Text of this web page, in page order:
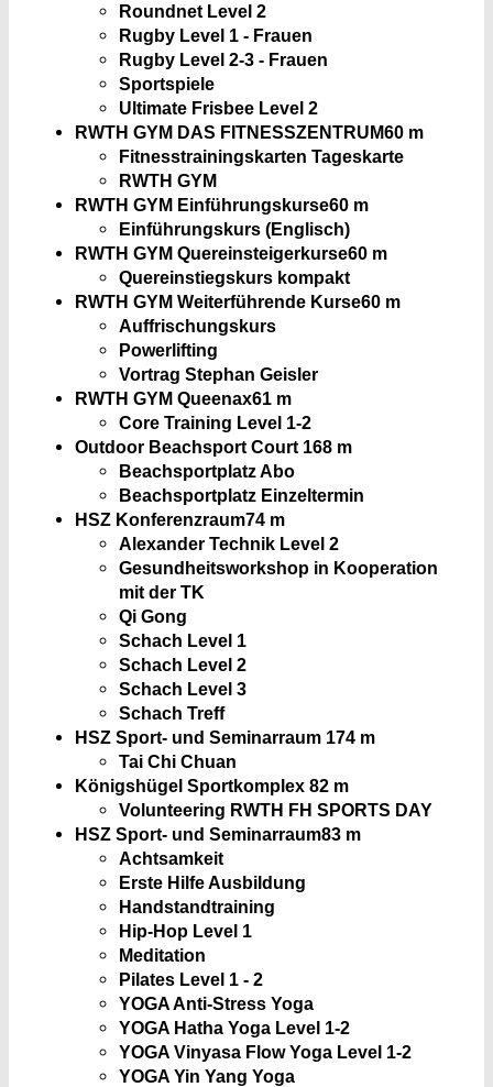
Roundnet Level 2
Rugby Level 1 - Frauen
Rugby Level 2-3 - Frauen
Sportspiele
Ultimate Frisbee Level 2
RWTH GYM DAS FITNESSZENTRUM60 m
Fitnesstrainingskarten Tageskarte
RWTH GYM
RWTH GYM Einführungskurse60 m
Einführungskurs (Englisch)
RWTH GYM Quereinsteigerkurse60 m
Quereinstiegskurs kompakt
RWTH GYM Weiterführende Kurse60 m
Auffrischungskurs
Powerlifting
Vortrag Stephan Geisler
RWTH GYM Queenax61 m
Core Training Level 1-2
Outdoor Beachsport Court 168 m
Beachsportplatz Abo
Beachsportplatz Einzeltermin
HSZ Konferenzraum74 m
Alexander Technik Level 2
Gesundheitsworkshop in Kooperation
mit der TK
Qi Gong
Schach Level 1
Schach Level 2
Schach Level 3
Schach Treff
HSZ Sport- und Seminarraum 174 m
Tai Chi Chuan
Königshügel Sportkomplex 82 m
Volunteering RWTH FH SPORTS DAY
HSZ Sport- und Seminarraum83 m
Achtsamkeit
Erste Hilfe Ausbildung
Handstandtraining
Hip-Hop Level 1
Meditation
Pilates Level 1 - 2
YOGA Anti-Stress Yoga
YOGA Hatha Yoga Level 1-2
YOGA Vinyasa Flow Yoga Level 1-2
YOGA Yin Yang Yoga